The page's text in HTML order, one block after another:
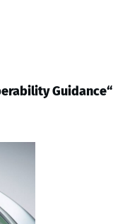
Guidance“